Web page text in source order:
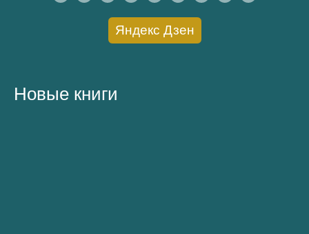
Яндекс Дзен
Новые книги